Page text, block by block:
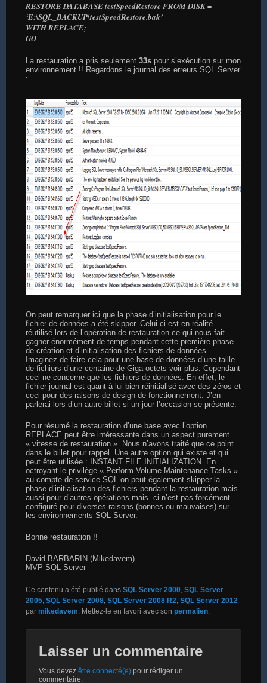
RESTORE DATABASE testSpeedRestore FROM DISK =
‘E:\SQL_BACKUP\testSpeedRestore.bak’
WITH REPLACE;
GO
La restauration a pris seulement 33spour s’exécution sur mon
environnement !! Regardons le journal des erreurs SQL Server
:
On peut remarquer ici que la phase d’initialisation pour le
fichier de données a été skipper. Celui-ci est en réalité
réutilisé lors de l’opération de restauration ce qui nous fait
gagner énormément de temps pendant cette première phase
de création et d’initialisation des fichiers de données.
Imaginez de faire cela pour une base de données d’une taille
de fichiers d’une centaine de Giga-octets voir plus. Cependant
ceci ne concerne que les fichiers de données. En effet, le
fichier journal est quant à lui bien réinitialisé avec des zéros et
ceci pour des raisons de design de fonctionnement. J’en
parlerai lors d’un autre billet si un jour l’occasion se présente.
Pour résumé la restauration d’une base avec l’option
REPLACE peut être intéressante dans un aspect purement
« vitesse de restauration ». Nous n’avons traité que ce point
dans le billet pour rappel. Une autre option qui existe et qui
peut être utilisée : INSTANT FILE INITIALIZATION. En
octroyant le privilège « Perform Volume Maintenance Tasks »
au compte de service SQL on peut également skipper la
phase d’initialisation des fichiers pendant la restauration mais
aussi pour d’autres opérations mais -ci n’est pas forcément
configuré pour diverses raisons (bonnes ou mauvaises) sur
les environnements SQL Server.
Bonne restauration !!
David BARBARIN (Mikedavem)
MVP SQL Server
Ce contenu a été publié dans SQL Server 2000, SQL Server
2005, SQL Server 2008, SQL Server 2008 R2, SQL Server 2012
par mikedavem. Mettez-le en favori avec son permalien.
Laisser un commentaire
Vous devez être connecté(e)pour rédiger un
commentaire.